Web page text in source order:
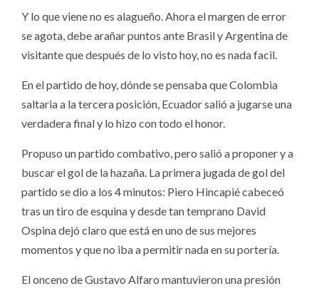
Y lo que viene no es alagueño. Ahora el margen de error
se agota, debe arañar puntos ante Brasil y Argentina de
visitante que después de lo visto hoy, no es nada facil.
En el partido de hoy, dónde se pensaba que Colombia
saltaria a la tercera posición, Ecuador salió a jugarse una
verdadera final y lo hizo con todo el honor.
Propuso un partido combativo, pero salió a proponer y a
buscar el gol de la hazaña. La primera jugada de gol del
partido se dio a los 4 minutos: Piero Hincapié cabeceó
tras un tiro de esquina y desde tan temprano David
Ospina dejó claro que está en uno de sus mejores
momentos y que no iba a permitir nada en su portería.
El onceno de Gustavo Alfaro mantuvieron una presión